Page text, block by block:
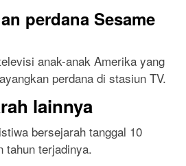
perdana Sesame
anak-anak Amerika yang
perdana di stasiun TV.
lainnya
bersejarah tanggal 10
tahun terjadinya.